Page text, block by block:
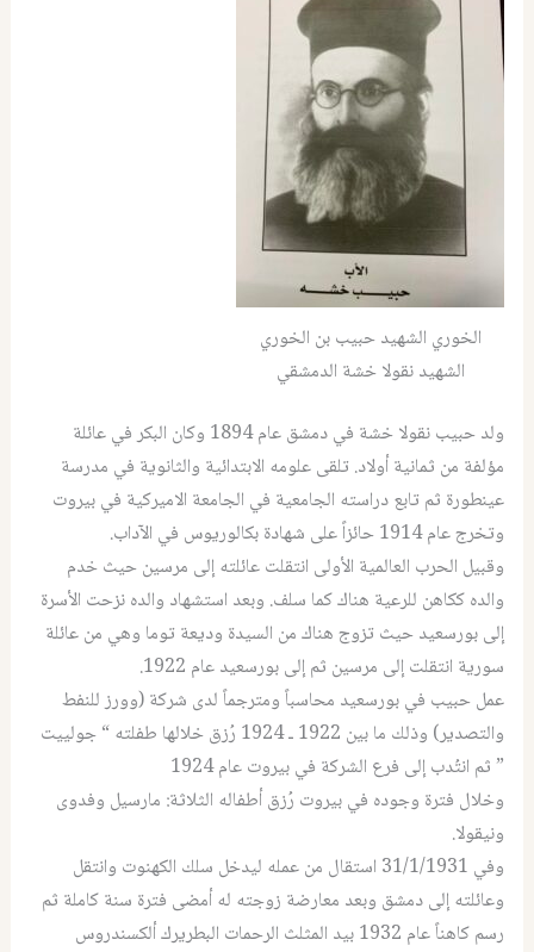
الخوري الشهيد حبيب بن الخوري
الشهيد نقولا خشة الدمشقي
ولد حبيب نقولا خشة في دمشق عام 1894 وكان البكر في عائلة
مؤلفة من ثمانية أولاد. تلقى علومه الابتدائية والثانوية في مدرسة
عينطورة ثم تابع دراسته الجامعية في الجامعة الاميركية في بيروت
وتخرج عام 1914 حائزاً على شهادة بكالوريوس في الآداب.
وقبيل الحرب العالمية الأولى انتقلت عائلته إلى مرسين حيث خدم
والده ككاهن للرعية هناك كما سلف. وبعد استشهاد والده نزحت الأسرة
إلى بورسعيد حيث تزوج هناك من السيدة وديعة توما وهي من عائلة
سورية انتقلت إلى مرسين ثم إلى بورسعيد عام 1922.
عمل حبيب في بورسعيد محاسباً ومترجماً لدى شركة (وورز للنفط
والتصدير) وذلك ما بين 1922 ـ 1924 رُزق خلالها طفلته “ جولييت
” ثم انتُدب إلى فرع الشركة في بيروت عام 1924
وخلال فترة وجوده في بيروت رُزق أطفاله الثلاثة: مارسيل وفدوى
ونيقولا.
وفي 31/1/1931 استقال من عمله ليدخل سلك الكهنوت وانتقل
وعائلته إلى دمشق وبعد معارضة زوجته له أمضى فترة سنة كاملة ثم
رسم كاهناً عام 1932 بيد المثلث الرحمات البطريرك ألكسندروس